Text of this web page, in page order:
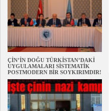
ÇİN’İN DOĞU TÜRKİSTAN’DAKİ
UYGULAMALARI SİSTEMATİK
POSTMODERN BİR SOYKIRIMDIR!